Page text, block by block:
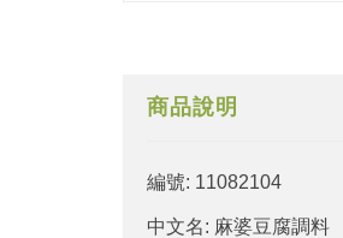
商品說明
編號: 11082104
中文名: 麻婆豆腐調料